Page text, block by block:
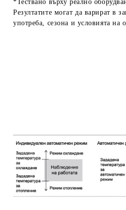
*Тествано върху реално
Резултатите могат да варират в
употреба, сезона и условията на